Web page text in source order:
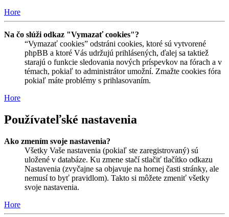
Hore
Na čo slúži odkaz "Vymazať cookies"?
“Vymazať cookies” odstráni cookies, ktoré sú vytvorené
phpBB a ktoré Vás udržujú prihlásených, ďalej sa taktiež
starajú o funkcie sledovania nových príspevkov na fórach a v
témach, pokiaľ to administrátor umožní. Zmažte cookies fóra
pokiaľ máte problémy s prihlasovaním.
Hore
Používateľské nastavenia
Ako zmením svoje nastavenia?
Všetky Vaše nastavenia (pokiaľ ste zaregistrovaný) sú
uložené v databáze. Ku zmene stačí stlačiť tlačítko odkazu
Nastavenia (zvyčajne sa objavuje na hornej časti stránky, ale
nemusí to byť pravidlom). Takto si môžete zmeniť všetky
svoje nastavenia.
Hore